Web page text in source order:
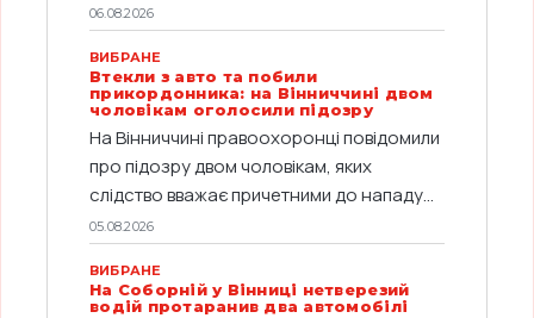
06.08.2026
ВИБРАНЕ
Втекли з авто та побили
прикордонника: на Вінниччині двом
чоловікам оголосили підозру
На Вінниччині правоохоронці повідомили
про підозру двом чоловікам, яких
слідство вважає причетними до нападу...
05.08.2026
ВИБРАНЕ
На Соборній у Вінниці нетверезий
водій протаранив два автомобілі